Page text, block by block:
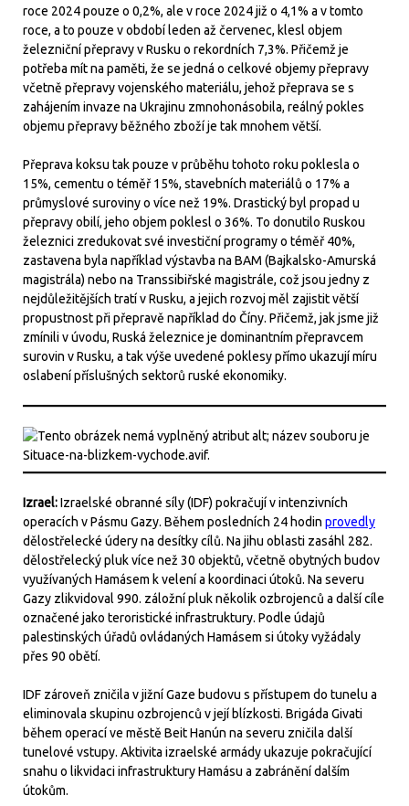
roce 2024 pouze o 0,2%, ale v roce 2024 již o 4,1% a v tomto
roce, a to pouze v období leden až červenec, klesl objem
železniční přepravy v Rusku o rekordních 7,3%. Přičemž je
potřeba mít na paměti, že se jedná o celkové objemy přepravy
včetně přepravy vojenského materiálu, jehož přeprava se s
zahájením invaze na Ukrajinu zmnohonásobila, reálný pokles
objemu přepravy běžného zboží je tak mnohem větší.
Přeprava koksu tak pouze v průběhu tohoto roku poklesla o
15%, cementu o téměř 15%, stavebních materiálů o 17% a
průmyslové suroviny o více než 19%. Drastický byl propad u
přepravy obilí, jeho objem poklesl o 36%. To donutilo Ruskou
železnici zredukovat své investiční programy o téměř 40%,
zastavena byla například výstavba na BAM (Bajkalsko-Amurská
magistrála) nebo na Transsibiřské magistrále, což jsou jedny z
nejdůležitějších tratí v Rusku, a jejich rozvoj měl zajistit větší
propustnost při přepravě například do Číny. Přičemž, jak jsme již
zmínili v úvodu, Ruská železnice je dominantním přepravcem
surovin v Rusku, a tak výše uvedené poklesy přímo ukazují míru
oslabení příslušných sektorů ruské ekonomiky.
Izrael:Izraelské obranné síly (IDF) pokračují v intenzivních
operacích v Pásmu Gazy. Během posledních 24 hodin provedly
dělostřelecké údery na desítky cílů. Na jihu oblasti zasáhl 282.
dělostřelecký pluk více než 30 objektů, včetně obytných budov
využívaných Hamásem k velení a koordinaci útoků. Na severu
Gazy zlikvidoval 990. záložní pluk několik ozbrojenců a další cíle
označené jako teroristické infrastruktury. Podle údajů
palestinských úřadů ovládaných Hamásem si útoky vyžádaly
přes 90 obětí.
IDF zároveň zničila v jižní Gaze budovu s přístupem do tunelu a
eliminovala skupinu ozbrojenců v její blízkosti. Brigáda Givati
během operací ve městě Beit Hanún na severu zničila další
tunelové vstupy. Aktivita izraelské armády ukazuje pokračující
snahu o likvidaci infrastruktury Hamásu a zabránění dalším
útokům.